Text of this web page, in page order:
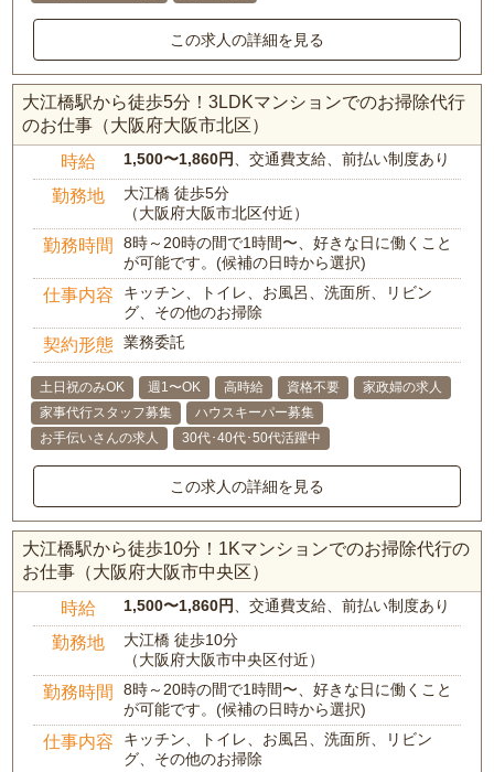
この求人の詳細を見る
大江橋駅から徒歩5分！3LDKマンションでのお掃除代行
のお仕事（大阪府大阪市北区）
時給 1,500〜1,860円 、交通費支給、前払い制度あり
勤務地
大江橋 徒歩5分
（大阪府大阪市北区付近）
勤務時間
8時～20時の間で1時間〜、好きな日に働くこと
が可能です。(候補の日時から選択)
仕事内容
キッチン、トイレ、お風呂、洗面所、リビン
グ、その他のお掃除
契約形態 業務委託
土日祝のみOK 週1〜OK 高時給 資格不要
家政婦の求人
家事代行スタッフ募集
ハウスキーパー募集
お手伝いさんの求人
30代･40代･50代活躍中
この求人の詳細を見る
大江橋駅から徒歩10分！1Kマンションでのお掃除代行の
お仕事（大阪府大阪市中央区）
時給 1,500〜1,860円 、交通費支給、前払い制度あり
勤務地
大江橋 徒歩10分
（大阪府大阪市中央区付近）
勤務時間
8時～20時の間で1時間〜、好きな日に働くこと
が可能です。(候補の日時から選択)
仕事内容
キッチン、トイレ、お風呂、洗面所、リビン
グ、その他のお掃除